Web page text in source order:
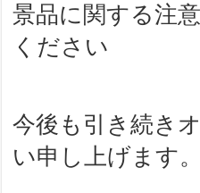
景品に関する注
ください
今後も引き続き
い申し上げます。